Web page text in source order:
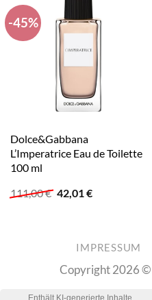
-45%
Dolce&Gabbana
L’Imperatrice Eau de Toilette
100 ml
111,00€ Ursprünglicher
42,01€Aktueller
IMPRESSUM
Copyright 2026 ©